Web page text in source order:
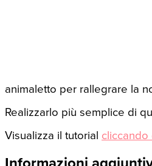
animaletto per rallegrare la
Realizzarlo più semplice di
Visualizza il tutorial cliccando